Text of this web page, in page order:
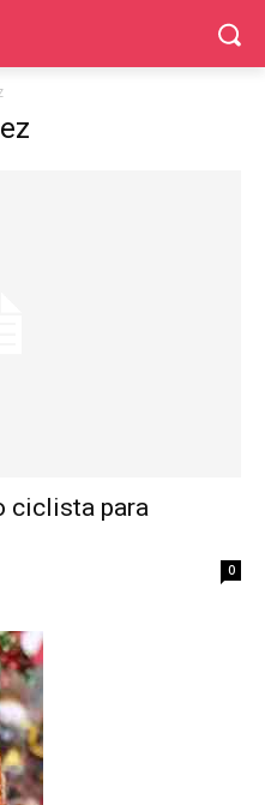
ciclista para
0